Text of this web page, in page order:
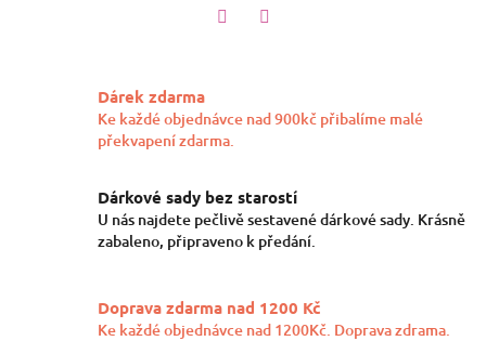
Dárek zdarma
Ke každé objednávce nad 900kč přibalíme malé
překvapení zdarma.
Dárkové sady bez starostí
U nás najdete pečlivě sestavené dárkové sady. Krásně
zabaleno, připraveno k předání.
Doprava zdarma nad 1200 Kč
Ke každé objednávce nad 1200Kč. Doprava zdrama.